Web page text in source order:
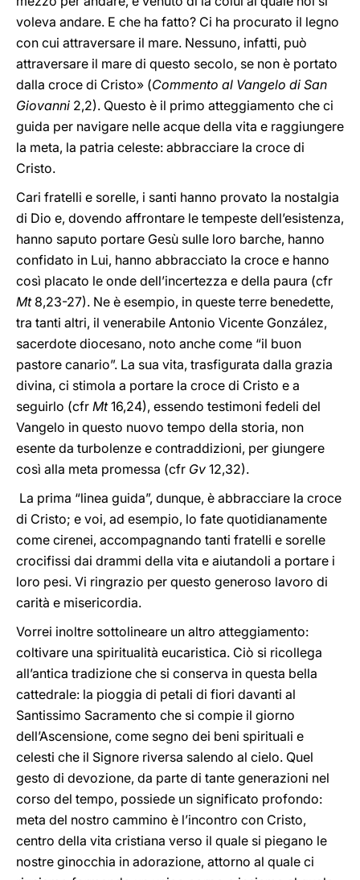
voleva andare. E che ha fatto? Ci ha procurato il legno
con cui attraversare il mare. Nessuno, infatti, può
attraversare il mare di questo secolo, se non è portato
dalla croce di Cristo» (Commento al Vangelo di San
Giovanni 2,2). Questo è il primo atteggiamento che ci
guida per navigare nelle acque della vita e raggiungere
la meta, la patria celeste: abbracciare la croce di
Cristo.
Cari fratelli e sorelle, i santi hanno provato la nostalgia
di Dio e, dovendo affrontare le tempeste dell’esistenza,
hanno saputo portare Gesù sulle loro barche, hanno
confidato in Lui, hanno abbracciato la croce e hanno
così placato le onde dell’incertezza e della paura (cfr
Mt8,23-27). Ne è esempio, in queste terre benedette,
tra tanti altri, il venerabile Antonio Vicente González,
sacerdote diocesano, noto anche come “il buon
pastore canario”. La sua vita, trasfigurata dalla grazia
divina, ci stimola a portare la croce di Cristo e a
seguirlo (cfr Mt16,24), essendo testimoni fedeli del
Vangelo in questo nuovo tempo della storia, non
esente da turbolenze e contraddizioni, per giungere
così alla meta promessa (cfr Gv 12,32).
La prima “linea guida”, dunque, è abbracciare la croce
di Cristo; e voi, ad esempio, lo fate quotidianamente
come cirenei, accompagnando tanti fratelli e sorelle
crocifissi dai drammi della vita e aiutandoli a portare i
loro pesi. Vi ringrazio per questo generoso lavoro di
carità e misericordia.
Vorrei inoltre sottolineare un altro atteggiamento:
coltivare una spiritualità eucaristica. Ciò si ricollega
all’antica tradizione che si conserva in questa bella
cattedrale: la pioggia di petali di fiori davanti al
Santissimo Sacramento che si compie il giorno
dell’Ascensione, come segno dei beni spirituali e
celesti che il Signore riversa salendo al cielo. Quel
gesto di devozione, da parte di tante generazioni nel
corso del tempo, possiede un significato profondo:
meta del nostro cammino è l’incontro con Cristo,
centro della vita cristiana verso il quale si piegano le
nostre ginocchia in adorazione, attorno al quale ci